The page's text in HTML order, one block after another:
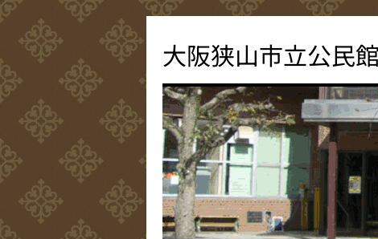
テ
ン
へ
ス
キ
ッ
プ
大阪狭山市立公民館